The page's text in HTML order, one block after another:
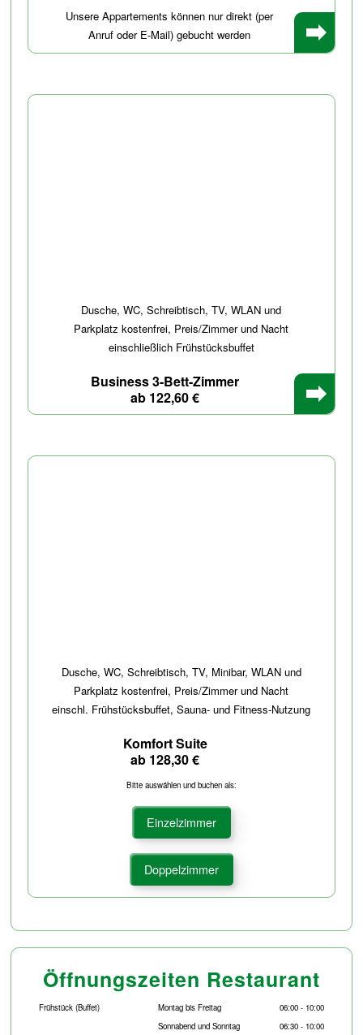
Unsere Appartements können nur direkt (per
Anruf oder E-Mail) gebucht werden
Dusche, WC, Schreibtisch, TV, WLAN und
Parkplatz kostenfrei, Preis/Zimmer und Nacht
einschließlich Frühstücksbuffet
Business 3-Bett-Zimmer
ab 122,60 €
Dusche, WC, Schreibtisch, TV, Minibar, WLAN und
Parkplatz kostenfrei, Preis/Zimmer und Nacht
einschl. Frühstücksbuffet, Sauna- und Fitness-Nutzung
Komfort Suite
ab 128,30 €
Bitte auswählen und buchen als:
Einzelzimmer
Doppelzimmer
Öffnungszeiten Restaurant
Frühstück(Buffet)
Montag bis Freitag
Sonnabend und Sonntag
06:00 - 10:00
06:30 - 10:00